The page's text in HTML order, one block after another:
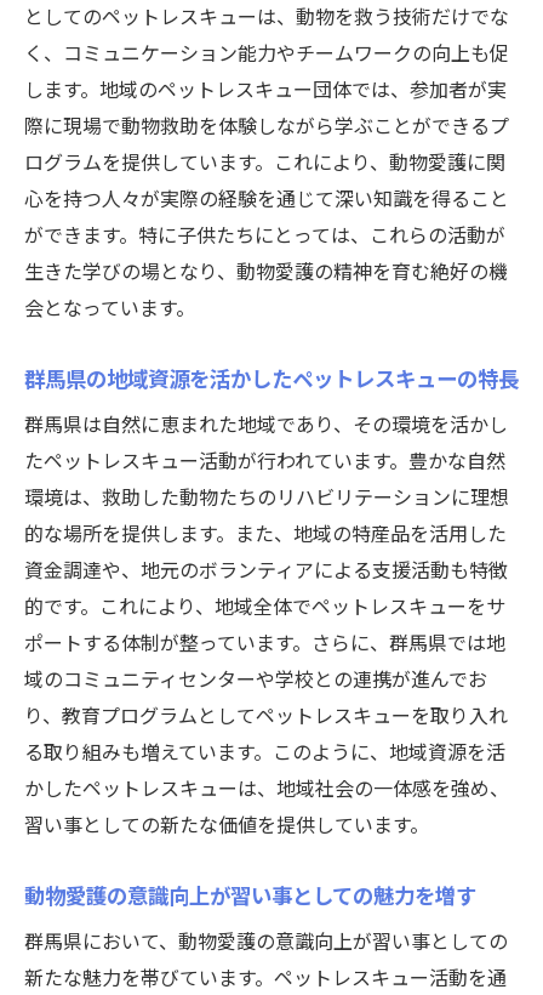
ペットレスキュー活動がもたらす群馬県での習
い事の新しい可能性
動物とのふれあいが生活にもたらす豊かさ
ペットレスキューを通じたコミュニティ形
成
群馬県での持続可能な学びの実践例
地域イベントでのペットレスキュー体験
ペットレスキューから学ぶ命の大切さ
ュー
地域密着型習い事ペットレスキューが群馬県で
人気の秘密
地域のニーズに応える習い事の提供
参加者の声を反映した活動内容
ペットレスキューを支えるボランティアの
活躍
群馬県の動物支援ネットワークの存在
ペットレスキュー体験の多様性が魅力
地域の特性を活かしたオリジナルプログラ
ム
群馬県でのペットレスキュー活動を通じた新し
個人の成長を促すペットレスキュー体験
社会貢献と学びの融合
ペットレスキュー活動がもたらす人間関係
としてのペットレスキューは、動物を救う技術だけでな
く、コミュニケーション能力やチームワークの向上も促
します。地域のペットレスキュー団体では、参加者が実
際に現場で動物救助を体験しながら学ぶことができるプ
ログラムを提供しています。これにより、動物愛護に関
心を持つ人々が実際の経験を通じて深い知識を得ること
ができます。特に子供たちにとっては、これらの活動が
生きた学びの場となり、動物愛護の精神を育む絶好の機
会となっています。
群馬県の地域資源を活かしたペットレスキューの特長
群馬県は自然に恵まれた地域であり、その環境を活かし
たペットレスキュー活動が行われています。豊かな自然
環境は、救助した動物たちのリハビリテーションに理想
的な場所を提供します。また、地域の特産品を活用した
資金調達や、地元のボランティアによる支援活動も特徴
的です。これにより、地域全体でペットレスキューをサ
ポートする体制が整っています。さらに、群馬県では地
域のコミュニティセンターや学校との連携が進んでお
り、教育プログラムとしてペットレスキューを取り入れ
る取り組みも増えています。このように、地域資源を活
かしたペットレスキューは、地域社会の一体感を強め、
習い事としての新たな価値を提供しています。
動物愛護の意識向上が習い事としての魅力を増す
群馬県において、動物愛護の意識向上が習い事としての
新たな魅力を帯びています。ペットレスキュー活動を通